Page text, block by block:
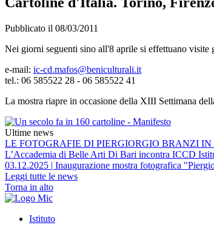
Pubblicato il 08/03/2011
Nei giorni seguenti sino all'8 aprile si effettuano visite
e-mail: ic-cd.mafos@beniculturali.it
tel.: 06 585522 28 - 06 585522 41
La mostra riapre in occasione della XIII Settimana
Ultime news
LE FOTOGRAFIE DI PIERGIORGIO BRANZI
L’Accademia di Belle Arti Di Bari incontra ICCD
03.12.2025 | Inaugurazione mostra fotografica
Leggi tutte le news
Torna in alto
Istituto